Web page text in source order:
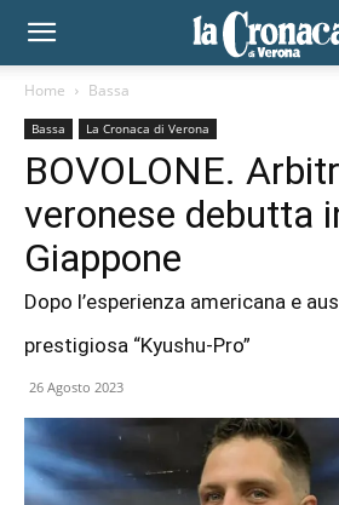
Home Bassa
Bassa La Cronaca di Verona
BOVOLONE.
veronese debutta
Giappone
Dopo l’esperienza americana e
prestigiosa “Kyushu-Pro”
26 Agosto 2023